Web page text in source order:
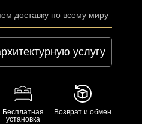
доставку по всему миру
услугу
Бесплатная
установка
Возврат и обмен